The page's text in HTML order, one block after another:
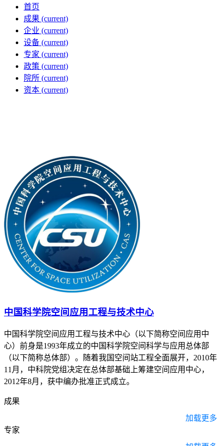
首页
成果 (current)
企业 (current)
设备 (current)
专家 (current)
政策 (current)
院所 (current)
资本 (current)
中国科学院空间应用工程与技术中心
中国科学院空间应用工程与技术中心（以下简称空间应用中
心）前身是1993年成立的中国科学院空间科学与应用总体部
（以下简称总体部）。随着我国空间站工程全面展开，2010年
11月，中科院党组决定在总体部基础上筹建空间应用中心，
2012年8月，获中编办批准正式成立。
成果
加载更多
专家